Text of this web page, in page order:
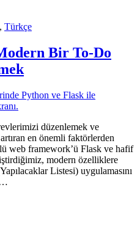
, Türkçe
Bir To-Do
düzenlemek ve
en önemli faktörlerden
web framework’ü Flask ve hafif
modern özelliklere
Listesi) uygulamasını